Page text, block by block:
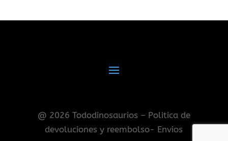
@ 2026 Tododinosaurios – Politica de
devoluciones y reembolso- Envios